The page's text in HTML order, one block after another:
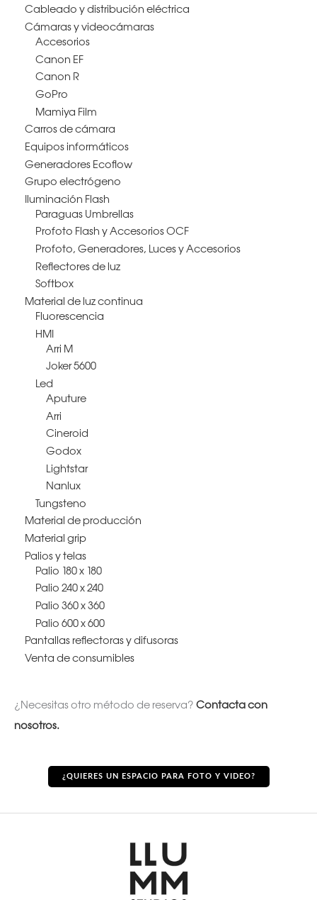
Cableado y distribución eléctrica
Cámaras y videocámaras
Accesorios
Canon EF
Canon R
GoPro
Mamiya Film
Carros de cámara
Equipos informáticos
Generadores Ecoflow
Grupo electrógeno
Iluminación Flash
Paraguas Umbrellas
Profoto Flash y Accesorios OCF
Profoto, Generadores, Luces y Accesorios
Reflectores de luz
Softbox
Material de luz continua
Fluorescencia
HMI
Arri M
Joker 5600
Led
Aputure
Arri
Cineroid
Godox
Lightstar
Nanlux
Tungsteno
Material de producción
Material grip
Palios y telas
Palio 180 x 180
Palio 240 x 240
Palio 360 x 360
Palio 600 x 600
Pantallas reflectoras y difusoras
Venta de consumibles
¿Necesitas otro método de reserva? Contacta con
nosotros.
¿QUIERES UN ESPACIO PARA FOTO Y VIDEO?